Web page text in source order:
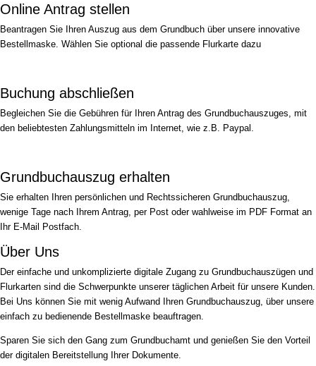
Online Antrag stellen
Beantragen Sie Ihren Auszug aus dem Grundbuch über unsere innovative
Bestellmaske. Wählen Sie optional die passende Flurkarte dazu
Buchung abschließen
Begleichen Sie die Gebühren für Ihren Antrag des Grundbuchauszuges, mit
den beliebtesten Zahlungsmitteln im Internet, wie z.B. Paypal.
Grundbuchauszug erhalten
Sie erhalten Ihren persönlichen und Rechtssicheren Grundbuchauszug,
wenige Tage nach Ihrem Antrag, per Post oder wahlweise im PDF Format an
Ihr E-Mail Postfach.
Über Uns
Der einfache und unkomplizierte digitale Zugang zu Grundbuchauszügen und
Flurkarten sind die Schwerpunkte unserer täglichen Arbeit für unsere Kunden.
Bei Uns können Sie mit wenig Aufwand Ihren Grundbuchauszug, über unsere
einfach zu bedienende Bestellmaske beauftragen.
Sparen Sie sich den Gang zum Grundbuchamt und genießen Sie den Vorteil
der digitalen Bereitstellung Ihrer Dokumente.